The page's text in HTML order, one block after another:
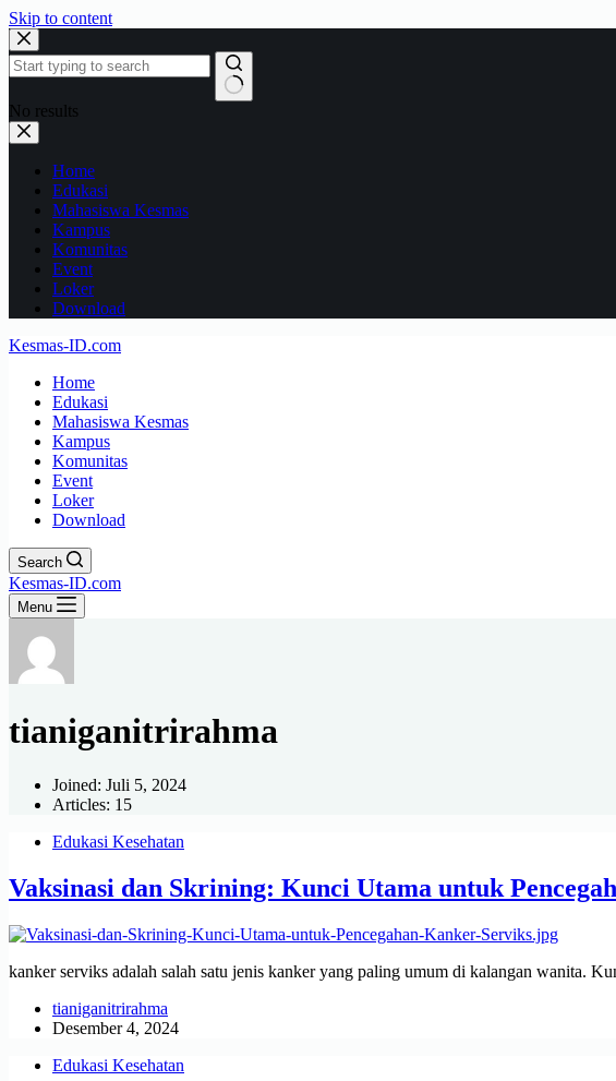
Skip to content
No results
Home
Edukasi
Mahasiswa Kesmas
Kampus
Komunitas
Event
Loker
Download
Kesmas-ID.com
Home
Edukasi
Mahasiswa Kesmas
Kampus
Komunitas
Event
Loker
Download
Search
Kesmas-ID.com
Menu
tianiganitrirahma
Joined: Juli 5, 2024
Articles: 15
Edukasi Kesehatan
Vaksinasi dan Skrining: Kunci Utama untuk
kanker serviks adalah salah satu jenis kanker yang paling umum di kalangan wanita.
tianiganitrirahma
Desember 4, 2024
Edukasi Kesehatan